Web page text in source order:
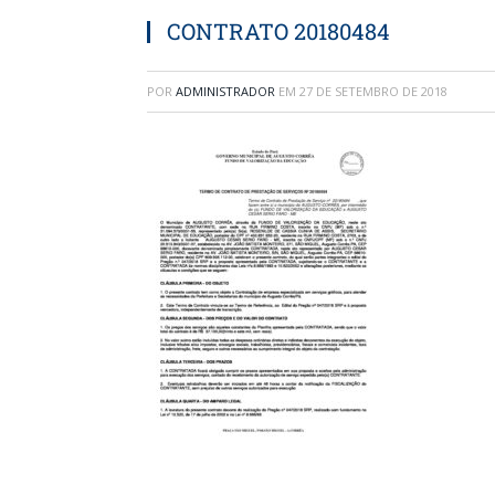
CONTRATO 20180484
POR ADMINISTRADOR EM 27 DE SETEMBRO DE 2018